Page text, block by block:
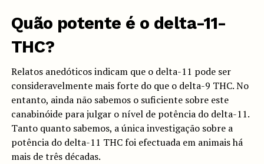
Quão potente é o delta-11-
THC?
Relatos anedóticos indicam que o delta-11 pode ser
consideravelmente mais forte do que o delta-9 THC. No
entanto, ainda não sabemos o suficiente sobre este
canabinóide para julgar o nível de potência do delta-11.
Tanto quanto sabemos, a única investigação sobre a
potência do delta-11 THC foi efectuada em animais há
mais de três décadas.